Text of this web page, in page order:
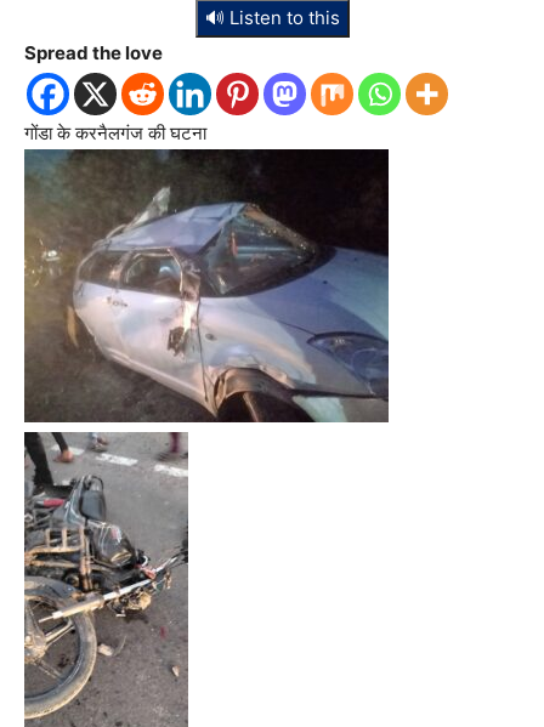
🔊 Listen to this
Spread the love
गोंडा के करनैलगंज की घटना